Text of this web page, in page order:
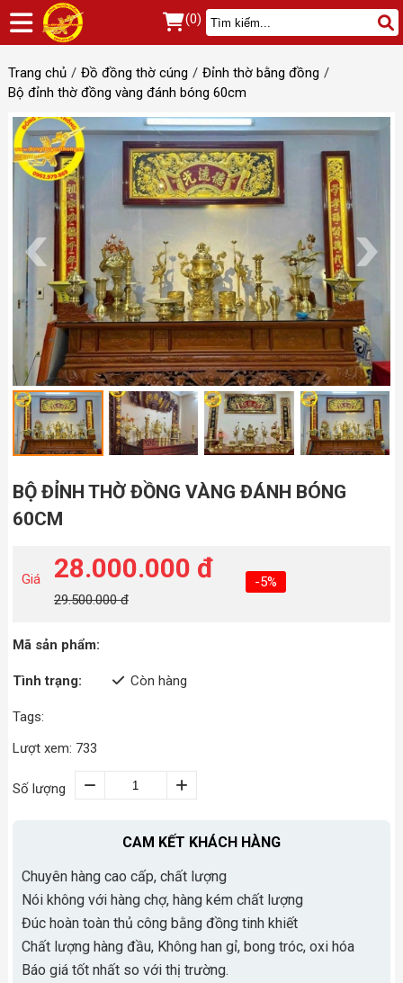
(0)
Trang chủ Đồ đồng thờ cúng
Đỉnh thờ bằng đồng
Bộ đỉnh thờ đồng vàng đánh bóng 60cm
BỘ ĐỈNH THỜ ĐỒNG VÀNG ĐÁNH BÓNG
60CM
Giá 28.000.000 đ
29.500.000 đ
-5%
Mã sản phẩm:
Tình trạng: Còn hàng
Tags:
Lượt xem: 733
Số lượng
CAM KẾT KHÁCH HÀNG
Chuyên hàng cao cấp, chất lượng
Nói không với hàng chợ, hàng kém chất lượng
Đúc hoàn toàn thủ công bằng đồng tinh khiết
Chất lượng hàng đầu, Không han gỉ, bong tróc, oxi hóa
Báo giá tốt nhất so với thị trường.